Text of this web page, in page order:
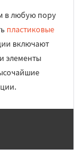
в любую пору
пластиковые
включают
элементы